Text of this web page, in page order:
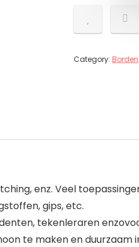
Category: Borden
enz. Veel
gips, etc.
tekenleraren
te maken en duurzaam